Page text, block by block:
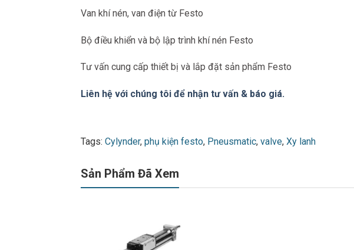
Van khí nén, van điện từ Festo
Bộ điều khiển và bộ lập trình khí nén Festo
Tư vấn cung cấp thiết bị và lắp đặt sản phẩm Festo
Liên hệ với chúng tôi để nhận tư vấn & báo giá.
Tags: Cylynder, phụ kiện festo, Pneusmatic, valve, Xy lanh
Sản Phẩm Đã Xem